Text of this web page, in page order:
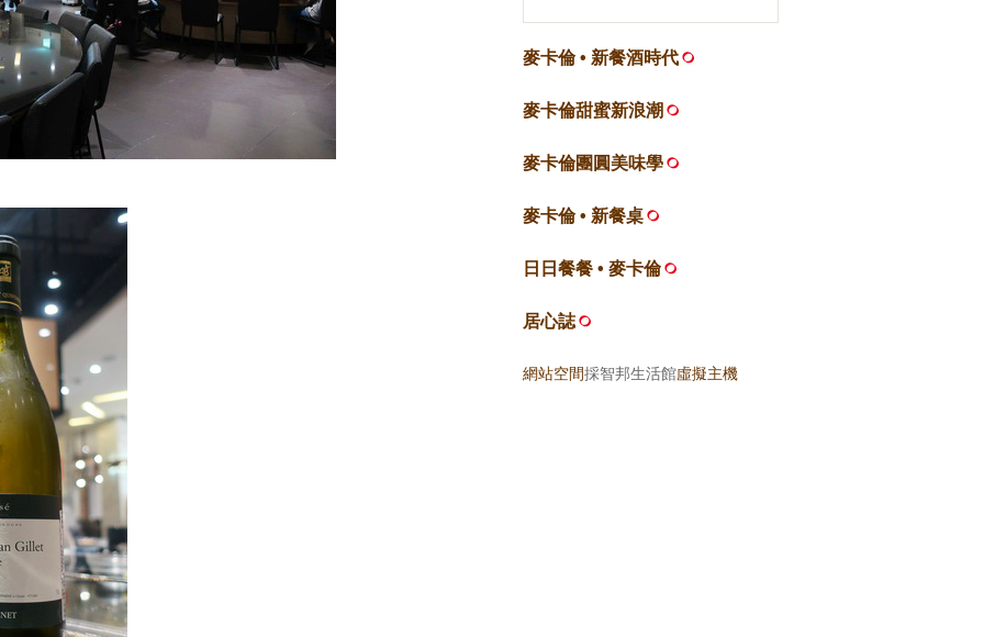
麥卡倫 • 新餐酒時代
麥卡倫甜蜜新浪潮
麥卡倫團圓美味學
麥卡倫 • 新餐桌
日日餐餐 • 麥卡倫
居心誌
網站空間採智邦生活館虛擬主機